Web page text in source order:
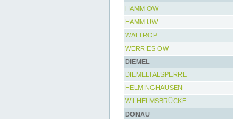
HAMM OW
HAMM UW
WALTROP
WERRIES OW
DIEMEL
DIEMELTALSPERRE
HELMINGHAUSEN
WILHELMSBRÜCKE
DONAU